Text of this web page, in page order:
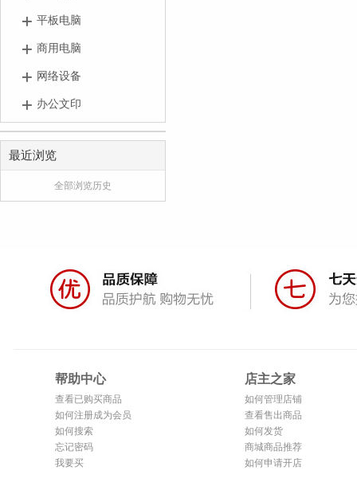
平板电脑
商用电脑
网络设备
办公文印
最近浏览
全部浏览历史
帮助中心
查看已购买商品
如何注册成为会员
如何搜索
忘记密码
我要买
店主之家
如何管理店铺
查看售出商品
如何发货
商城商品推荐
如何申请开店